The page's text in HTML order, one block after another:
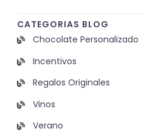
CATEGORIAS BLOG
Chocolate Personalizado
Incentivos
Regalos Originales
Vinos
Verano